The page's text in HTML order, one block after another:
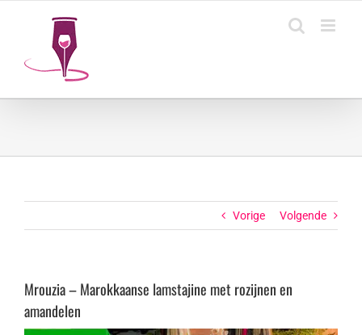
Vorige Volgende
Mrouzia – Marokkaanse lamstajine met rozijnen en
amandelen